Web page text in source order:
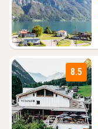
8.5